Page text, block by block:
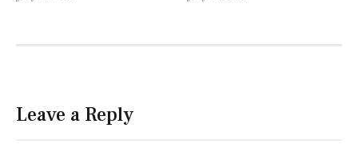
Leave a Reply